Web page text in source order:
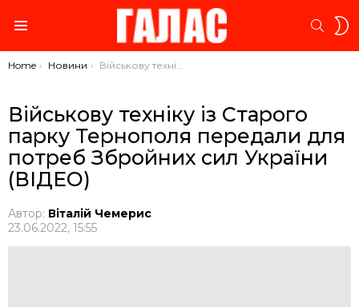
You are here:
Home Новини Військову техніку із Старого парку Тернополя передали для потреб Збройних сил України (ВІДЕО)
Військову техніку із Старого
парку Тернополя передали для
потреб Збройних сил України
(ВІДЕО)
Автор: Віталій Чемерис
23.06.2022, 15:55